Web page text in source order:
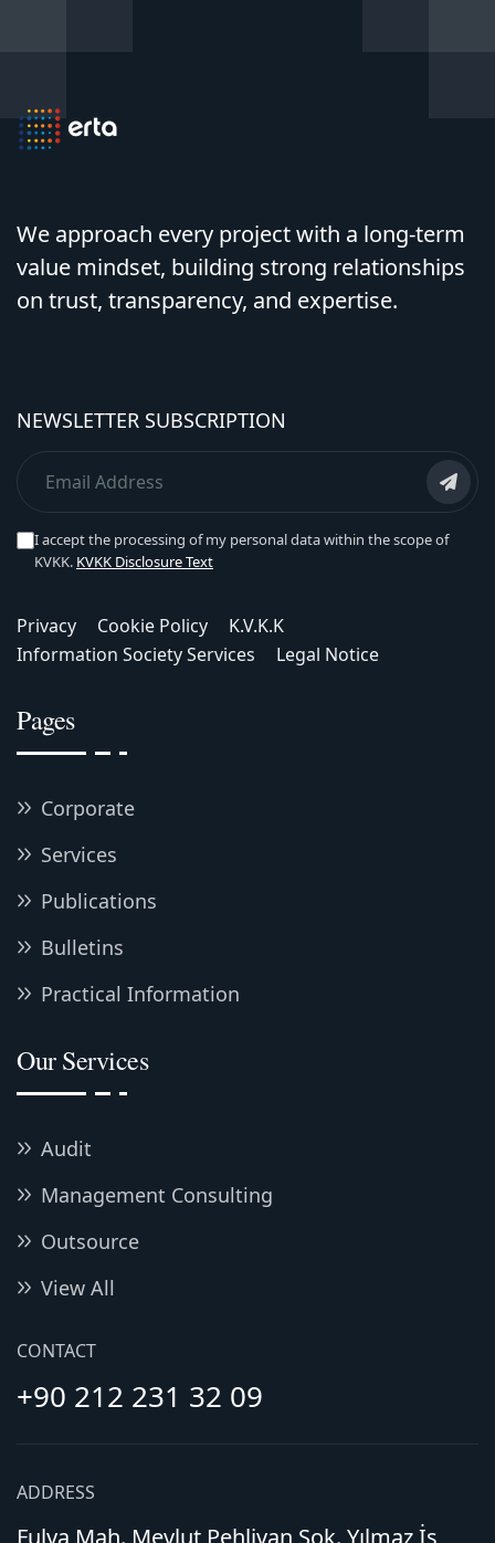
We approach every project with a long-term
value mindset, building strong relationships
on trust, transparency, and expertise.
NEWSLETTER SUBSCRIPTION
I accept the processing of my personal data within the scope of
KVKK. KVKK Disclosure Text
Privacy Cookie Policy
K.V.K.K
Information Society Services
Legal Notice
Pages
Corporate
Services
Publications
Bulletins
Practical Information
Our Services
Audit
Management Consulting
Outsource
View All
CONTACT
+90 212 231 32 09
ADDRESS
Fulya Mah. Mevlut Pehlivan Sok. Yılmaz İş